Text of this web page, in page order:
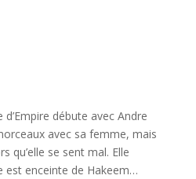
débute avec Andre
avec sa femme, mais
qu’elle se sent mal. Elle
est enceinte de Hakeem…